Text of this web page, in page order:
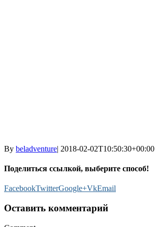
By beladventure| 2018-02-02T10:50:30+00:00
Поделиться ссылкой, выберите способ!
FacebookTwitterGoogle+VkEmail
Оставить комментарий